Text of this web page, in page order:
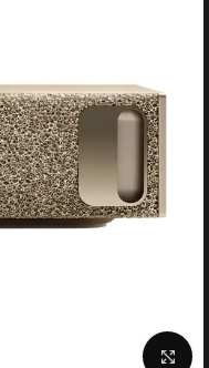
بزرگنمایی تصویر